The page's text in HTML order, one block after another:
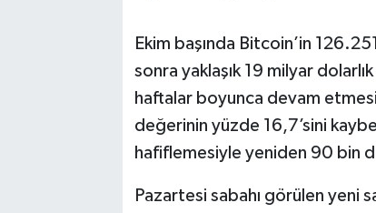
Ekim başında Bitcoin’in
sonra yaklaşık 19 milyar
haftalar boyunca devam
değerinin yüzde 16,7’sini
hafiflemesiyle yeniden 90 bin
Pazartesi sabahı görülen yeni